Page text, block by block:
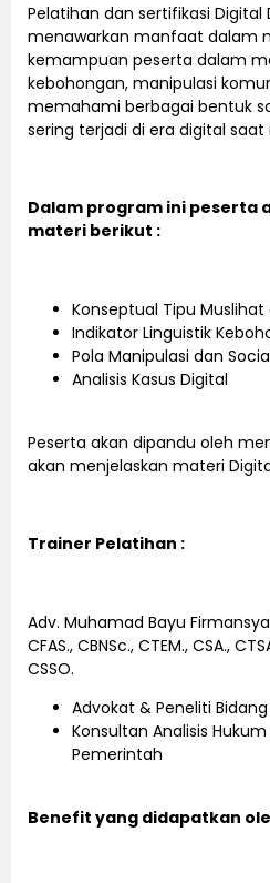
Pelatihan dan sertifikasi Digital
menawarkan manfaat dalam
kemampuan peserta dalam
kebohongan, manipulasi
memahami berbagai bentuk
sering terjadi di era digital saat
Dalam program ini peserta
materi berikut :
Konseptual Tipu
Indikator Linguistik
Pola Manipulasi dan
Analisis Kasus Digital
Peserta akan dipandu oleh
akan menjelaskan materi
Trainer Pelatihan :
Adv. Muhamad Bayu
CFAS., CBNSc., CTEM., CSA.,
CSSO.
Advokat & Peneliti
Konsultan Analisis
Pemerintah
Benefit yang didapatkan